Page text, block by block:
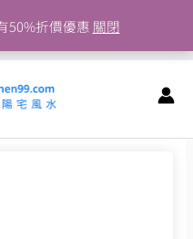
50%折價優惠 關閉